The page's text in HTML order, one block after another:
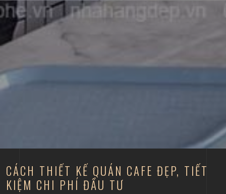
CÁCH THIẾT KẾ QUÁN CAFE ĐẸP, TIẾT
KIỆM CHI PHÍ ĐẦU TƯ